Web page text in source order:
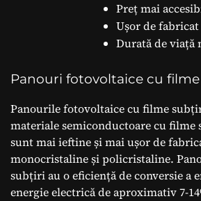
Preț mai
Ușor de fabricat
Durată de viață
Panouri fotovoltaice cu
Panourile fotovoltaice cu filme
materiale semiconductoare cu filme
sunt mai ieftine și mai ușor de
monocristaline și policristaline.
subțiri au o eficiență de conversie a
energie electrică de aproximativ 7-